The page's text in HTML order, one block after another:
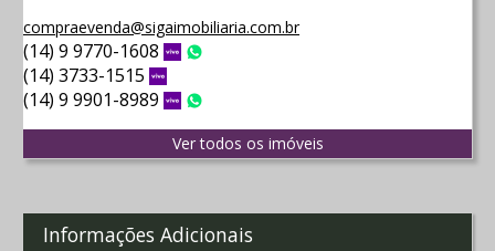
compraevenda@sigaimobiliaria.com.br
(14) 9 9770-1608 Vivo
(14) 3733-1515
(14) 9 9901-8989 Vivo
Ver todos os imóveis
Informações Adicionais